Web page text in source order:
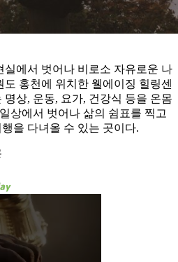
실에서 벗어나 비로소 자유로운 나
홍천에 위치한 웰에이징 힐링센
상, 운동, 요가, 건강식 등을 온몸
상에서 벗어나 삶의 쉼표를 찍고
을 다녀올 수 있는 곳이다.